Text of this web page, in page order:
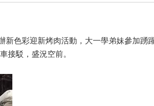
新色彩迎新烤肉活動，大一學弟妹參加踴
接駁，盛況空前。